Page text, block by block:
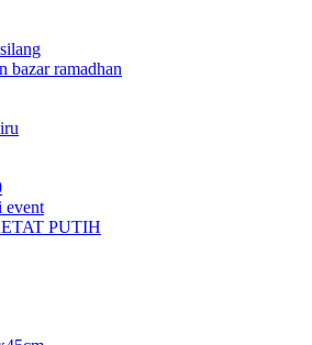
bazar ramadhan
event
PUTIH